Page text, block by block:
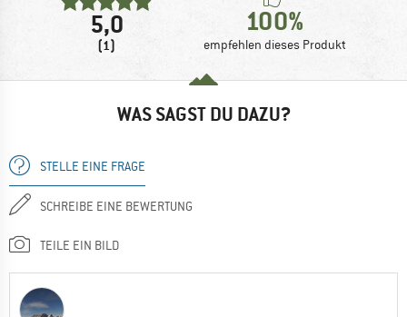
5,0
(1)
100%
empfehlen dieses Produkt
WAS SAGST DU DAZU?
STELLE EINE FRAGE
SCHREIBE EINE BEWERTUNG
TEILE EIN BILD